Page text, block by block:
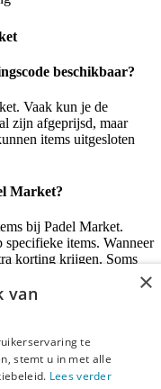
beschikbaar?
Vaak kun je de
zijn afgeprijsd, maar
items uitgesloten
Market?
bij Padel Market.
items. Wanneer
korting krijgen. Soms
of met een kortingscode.
Betaalmethodes:
×
van
te
stemt u in met alle
Lees verder